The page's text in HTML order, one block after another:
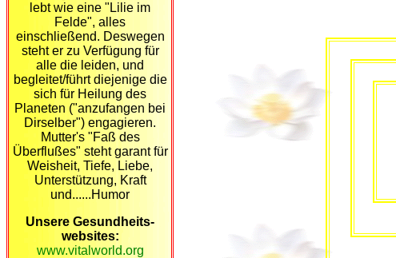
lebt wie eine "Lilie im
Felde", alles
einschließend. Deswegen
steht er zu Verfügung für
alle die leiden, und
begleitet/führt diejenige die
sich für Heilung des
Planeten ("anzufangen bei
Dirselber") engagieren.
Mutter's "Faß des
Überflußes" steht garant für
Weisheit, Tiefe, Liebe,
Unterstützung, Kraft
und......Humor
Unsere Gesundheits-
websites:
www.vitalworld.org